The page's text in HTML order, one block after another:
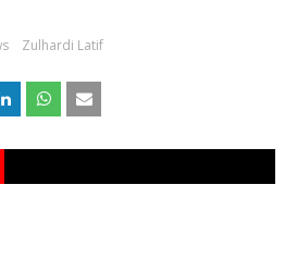
Zulhardi Latif